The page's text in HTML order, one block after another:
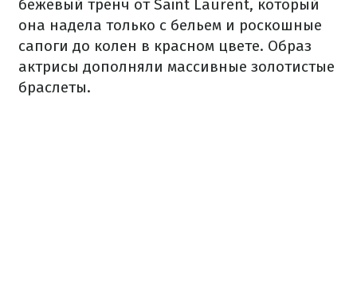
бежевый тренч от Saint Laurent, который
она надела только с бельем и роскошные
сапоги до колен в красном цвете. Образ
актрисы дополняли массивные золотистые
браслеты.